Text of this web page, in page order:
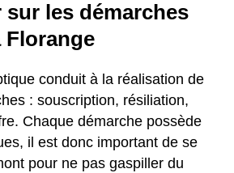
sur les démarches
Florange
conduit à la réalisation de
: souscription, résiliation,
Chaque démarche possède
il est donc important de se
pour ne pas gaspiller du